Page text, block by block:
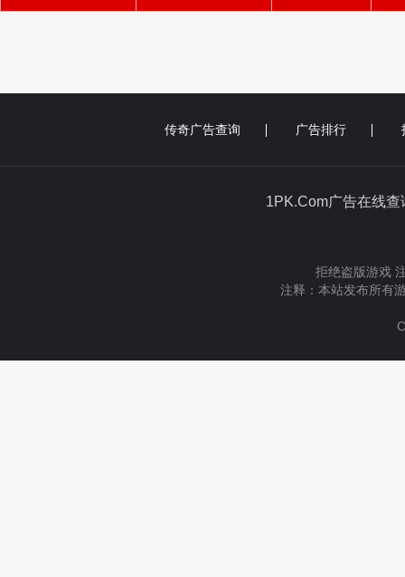
传奇广告查询 广告排行
1PK.Com广告在
拒绝盗版游戏
注释：本站发布所有